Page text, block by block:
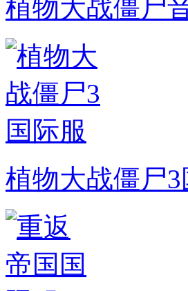
植物大战僵尸
植物大战僵尸3